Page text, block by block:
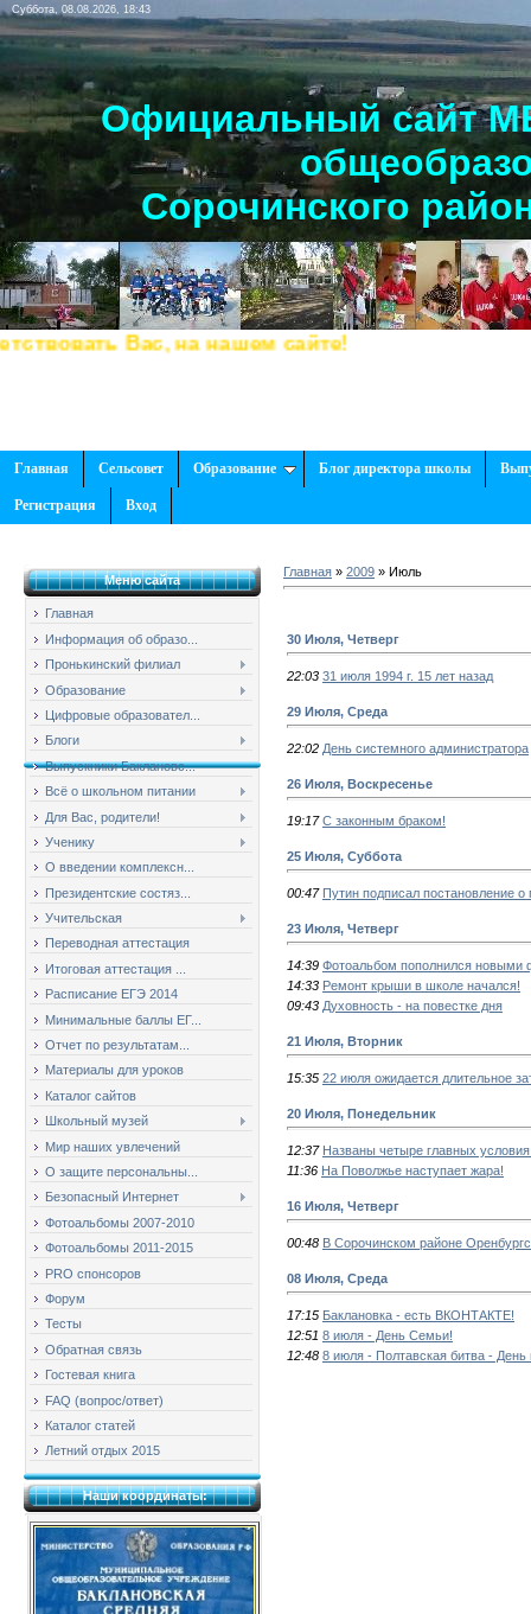
Суббота, 08.08.2026, 18:43
Официальный сайт
Сорочинского
Вас, на нашем сайте!
Главная Сельсовет Образование Блог директора школы
Регистрация Вход
Меню сайта
Главная
Информация об образо...
Пронькинский филиал
Образование
Цифровые образовател...
Блоги
Выпускники Баклановс...
Всё о школьном питании
Для Вас, родители!
Ученику
О введении комплексн...
Президентские состяз...
Учительская
Переводная аттестация
Итоговая аттестация ...
Расписание ЕГЭ 2014
Минимальные баллы ЕГ...
Отчет по результатам...
Материалы для уроков
Каталог сайтов
Школьный музей
Мир наших увлечений
О защите персональны...
Безопасный Интернет
Фотоальбомы 2007-2010
Фотоальбомы 2011-2015
PRO спонсоров
Форум
Тесты
Обратная связь
Гостевая книга
FAQ (вопрос/ответ)
Каталог статей
Летний отдых 2015
Наши координаты:
Главная » 2009 » Июль
30 Июля, Четверг
22:03 31 июля 1994 г. 15 лет назад
29 Июля, Среда
22:02 День системного администратора
26 Июля, Воскресенье
19:17 С законным браком!
25 Июля, Суббота
00:47 Путин подписал постановление
23 Июля, Четверг
14:39 Фотоальбом пополнился новыми
14:33 Ремонт крыши в школе начался!
09:43 Духовность - на повестке дня
21 Июля, Вторник
15:35 22 июля ожидается длительное
20 Июля, Понедельник
12:37 Названы четыре главных условия
11:36 На Поволжье наступает жара!
16 Июля, Четверг
00:48 В Сорочинском районе
08 Июля, Среда
17:15 Баклановка - есть ВКОНТАКТЕ!
12:51 8 июля - День Семьи!
12:48 8 июля - Полтавская битва -